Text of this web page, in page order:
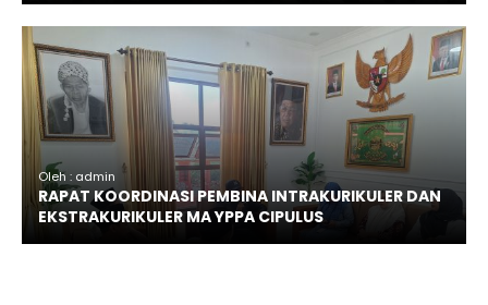
Oleh : admin
RAPAT KOORDINASI PEMBINA INTRAKURIKULER DAN
EKSTRAKURIKULER MA YPPA CIPULUS